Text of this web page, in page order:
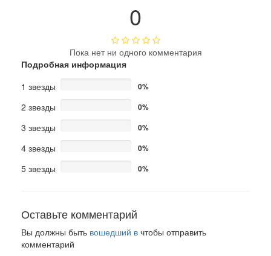
0
Пока нет ни одного комментария
Подробная информация
1 звезды
0%
2 звезды 0%
3 звезды 0%
4 звезды 0%
5 звезды 0%
Оставьте комментарий
Вы должны быть вошедший в чтобы отправить
комментарий